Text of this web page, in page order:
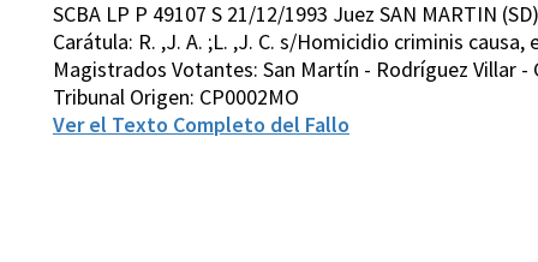
SCBA LP P 49107 S 21/12/1993 Juez SAN MARTIN (SD)
Carátula: R. ,J. A. ;L. ,J. C. s/Homicidio criminis causa,
Magistrados Votantes: San Martín - Rodríguez Villar -
Tribunal Origen: CP0002MO
Ver el Texto Completo del Fallo